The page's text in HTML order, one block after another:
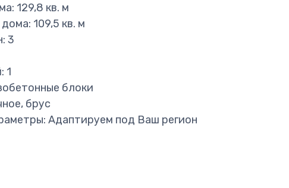
129,8 кв. м
109,5 кв. м
3
1
блоки
брус
Адаптируем под Ваш регион